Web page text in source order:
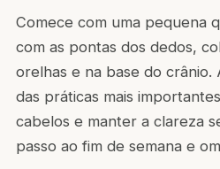
Comece com uma pequena
com as pontas dos dedos,
orelhas e na base do crânio.
das práticas mais
cabelos e manter a clareza
passo ao fim de semana e